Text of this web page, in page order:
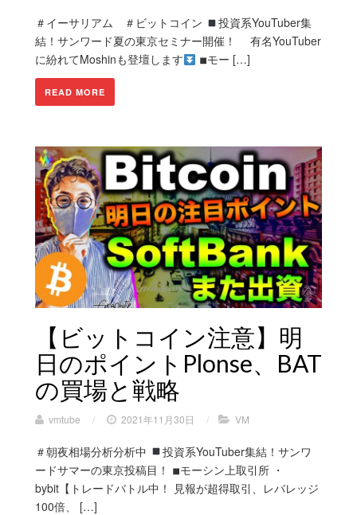
＃イーサリアム ＃ビットコイン
投資系YouTuber集
結！サンワード夏の東京セミナー開催！ 有名YouTuber
に紛れてMoshinも登壇します
◾︎モー […]
READ MORE
【ビットコイン注意】明
日のポイントPlonse、BAT
の買場と戦略
vmtube / 2021年11月30日 / VM
＃朝夜相場分析分析中
投資系YouTuber集結！サンワ
ードサマーの東京投稿目！ ◾︎モーシン上取引所 ・
bybit【トレードバトル中！ 見報が超得取引、レバレッジ
100倍、 […]